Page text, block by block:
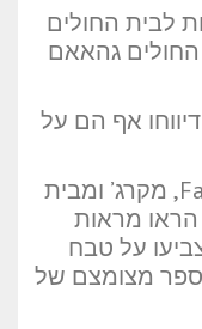
בלבד הועברו 44 גופות לבית החולים
לבית החולים גהאאם
אף הם על
סרטונים שנשלחו בעבר מ-Fardis, מקרג’ ומבית
הראו מראות
על טבח
מצומצם של